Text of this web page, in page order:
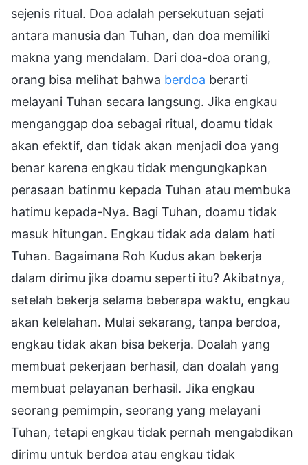
sejenis ritual. Doa adalah persekutuan sejati
antara manusia dan Tuhan, dan doa memiliki
makna yang mendalam. Dari doa-doa orang,
orang bisa melihat bahwa berdoa berarti
melayani Tuhan secara langsung. Jika engkau
menganggap doa sebagai ritual, doamu tidak
akan efektif, dan tidak akan menjadi doa yang
benar karena engkau tidak mengungkapkan
perasaan batinmu kepada Tuhan atau membuka
hatimu kepada-Nya. Bagi Tuhan, doamu tidak
masuk hitungan. Engkau tidak ada dalam hati
Tuhan. Bagaimana Roh Kudus akan bekerja
dalam dirimu jika doamu seperti itu? Akibatnya,
setelah bekerja selama beberapa waktu, engkau
akan kelelahan. Mulai sekarang, tanpa berdoa,
engkau tidak akan bisa bekerja. Doalah yang
membuat pekerjaan berhasil, dan doalah yang
membuat pelayanan berhasil. Jika engkau
seorang pemimpin, seorang yang melayani
Tuhan, tetapi engkau tidak pernah mengabdikan
dirimu untuk berdoa atau engkau tidak